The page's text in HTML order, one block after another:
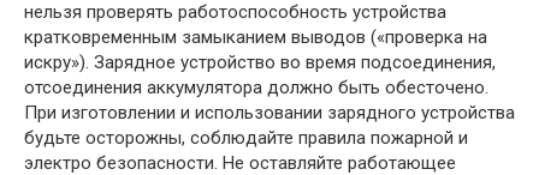
нельзя проверять работоспособность устройства
кратковременным замыканием выводов («проверка на
искру»). Зарядное устройство во время подсоединения,
отсоединения аккумулятора должно быть обесточено.
При изготовлении и использовании зарядного устройства
будьте осторожны, соблюдайте правила пожарной и
электро безопасности. Не оставляйте работающее